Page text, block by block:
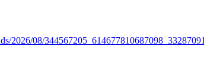
2026/08/